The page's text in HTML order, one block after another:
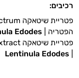
רכיבים:
הפטריה | Edodes
Lentinula Edodes